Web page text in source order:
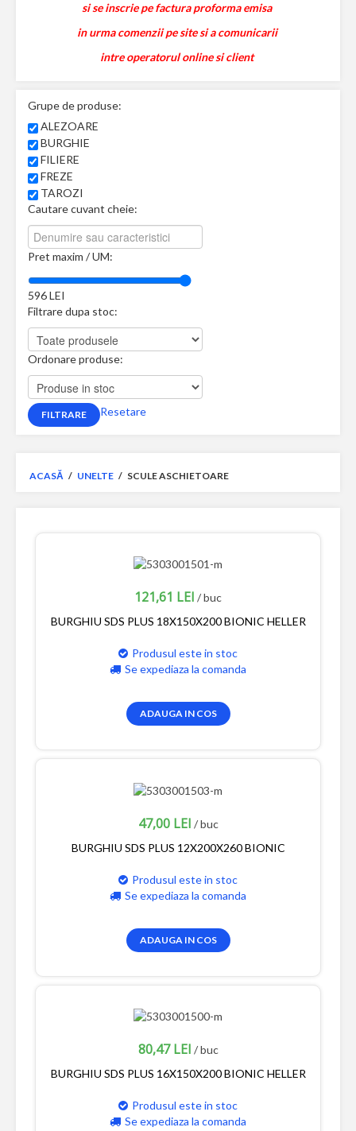
si se inscrie pe factura proforma emisa
in urma comenzii pe site si a comunicarii
intre operatorul online si client
Grupe de produse:
ALEZOARE
BURGHIE
FILIERE
FREZE
TAROZI
Cautare cuvant cheie:
Pret maxim / UM:
596LEI
Filtrare dupa stoc:
Ordonare produse:
Resetare
ACASĂ / UNELTE / SCULE ASCHIETOARE
121,61 LEI / buc
BURGHIU SDS PLUS 18X150X200 BIONIC HELLER
Produsul este in stoc
Se expediaza la comanda
ADAUGA IN COS
47,00 LEI / buc
BURGHIU SDS PLUS 12X200X260 BIONIC
Produsul este in stoc
Se expediaza la comanda
ADAUGA IN COS
80,47 LEI / buc
BURGHIU SDS PLUS 16X150X200 BIONIC HELLER
Produsul este in stoc
Se expediaza la comanda